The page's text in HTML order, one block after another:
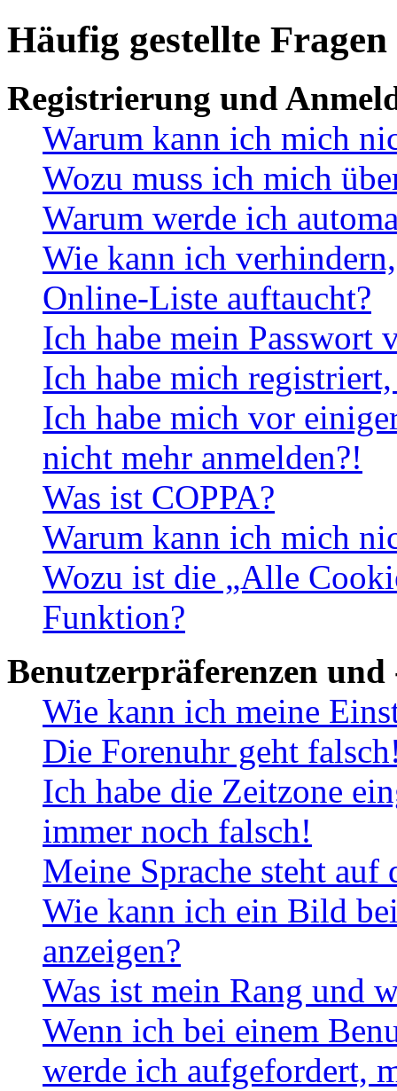
Häufig gestellte Fragen
Registrierung und
Warum kann ich mich
Wozu muss ich mich
Warum werde ich
Wie kann ich
Online-Liste auftaucht?
Ich habe mein Passwort
Ich habe mich
Ich habe mich vor
nicht mehr anmelden?!
Was ist COPPA?
Warum kann ich mich
Wozu ist die „Alle
Funktion?
Benutzerpräferenzen und
Wie kann ich meine
Die Forenuhr geht
Ich habe die Zeitzone
immer noch falsch!
Meine Sprache steht
Wie kann ich ein Bild
anzeigen?
Was ist mein Rang und
Wenn ich bei einem
werde ich aufgefordert,